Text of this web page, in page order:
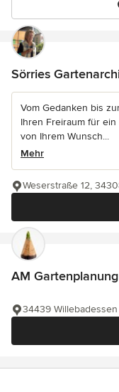
Sörries
Vom Gedanken bis
Ihren Freiraum für
von Ihrem Wunsch...
Mehr
Weserstraße 12,
AM
34439 Willebadessen